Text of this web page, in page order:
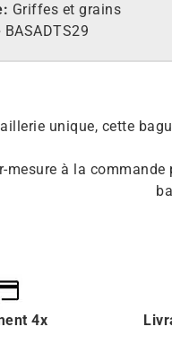
Griffes et grains
BASADTS29
unique, cette
mesure à la
4x